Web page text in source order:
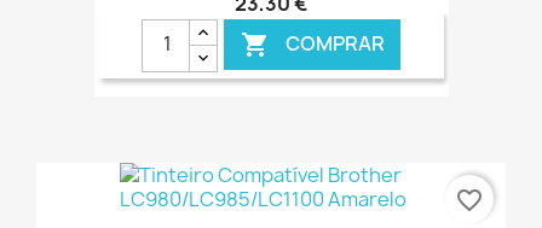
 COMPRAR
€ ONLINE favorite_border